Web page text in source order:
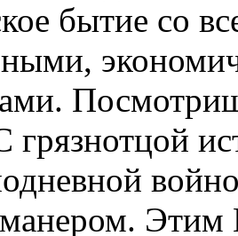
бытие со
грязнотцой
Этим